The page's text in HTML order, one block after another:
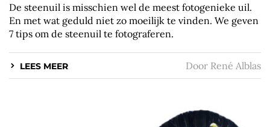
De steenuil is misschien wel de meest fotogenieke uil.
En met wat geduld niet zo moeilijk te vinden. We geven
7 tips om de steenuil te fotograferen.
LEES MEER Door René Alblas